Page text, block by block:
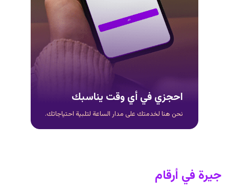
احجزي في أي وقت يناسبك
نحن هنا لخدمتك على مدار الساعة لتلبية احتياجاتك.
جيرة في أرقام